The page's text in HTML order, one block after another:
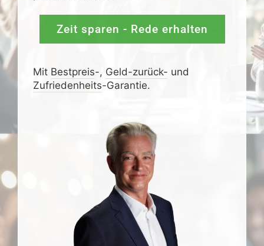
Zeit sparen - Rede erhalten
Mit Bestpreis-, Geld-zurück- und
Zufrieden­­heits-Garantie.